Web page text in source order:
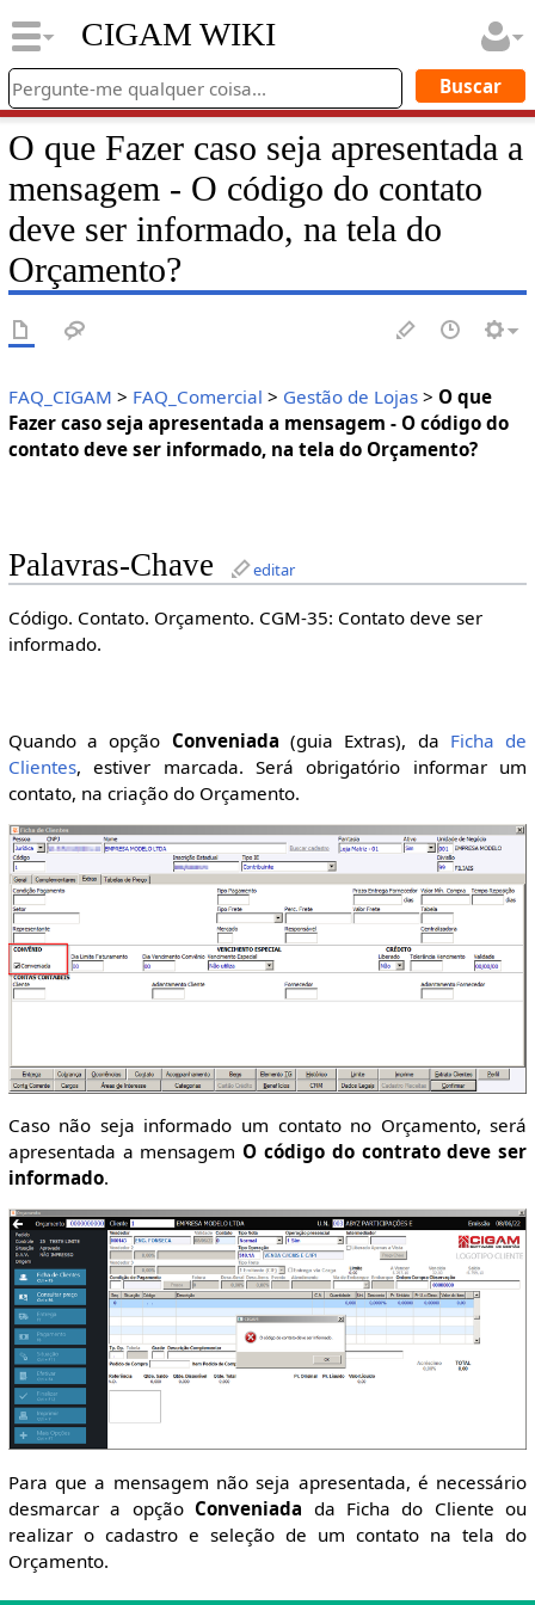
CIGAM WIKI
O que Fazer caso seja apresentada a
mensagem - O código do contato
deve ser informado, na tela do
Orçamento?
FAQ_CIGAM > FAQ_Comercial > Gestão de Lojas> O que
Fazer caso seja apresentada a mensagem - O código do
contato deve ser informado, na tela do Orçamento?
Palavras-Chave editar
Código. Contato. Orçamento. CGM-35: Contato deve ser
informado.
Quando a opção Conveniada (guia Extras), da Ficha de
Clientes, estiver marcada. Será obrigatório informar um
contato, na criação do Orçamento.
Caso não seja informado um contato no Orçamento, será
apresentada a mensagem O código do contrato deve ser
informado.
Para que a mensagem não seja apresentada, é necessário
desmarcar a opção Conveniada da Ficha do Cliente ou
realizar o cadastro e seleção de um contato na tela do
Orçamento.